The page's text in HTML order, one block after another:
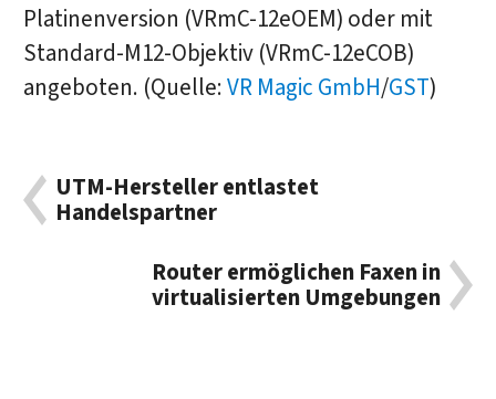
Platinenversion (VRmC-12eOEM) oder mit
Standard-M12-Objektiv (VRmC-12eCOB)
angeboten. (Quelle:VR Magic GmbH/GST)
UTM-Hersteller entlastet
Handelspartner
Router ermöglichen Faxen in
virtualisierten Umgebungen